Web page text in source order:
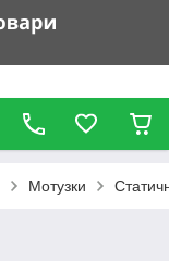
Мотузки